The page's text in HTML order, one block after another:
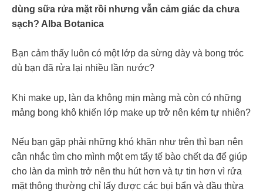
dùng sữa rửa mặt rồi nhưng vẫn cảm giác da chưa
sạch? Alba Botanica
Bạn cảm thấy luôn có một lớp da sừng dày và bong tróc
dù bạn đã rửa lại nhiều lần nước?
Khi make up, làn da không mịn màng mà còn có những
mảng bong khô khiến lớp make up trở nên kém tự nhiên?
Nếu bạn gặp phải những khó khăn như trên thì bạn nên
cân nhắc tìm cho mình một em tẩy tế bào chết da để giúp
cho làn da mình trở nên thu hút hơn và tự tin hơn vì rửa
mặt thông thường chỉ lấy được các bụi bẩn và dầu thừa